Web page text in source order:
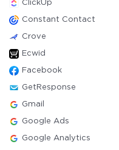
ClickUp
Constant Contact
Crove
Ecwid
Facebook
GetResponse
Gmail
Google Ads
Google Analytics